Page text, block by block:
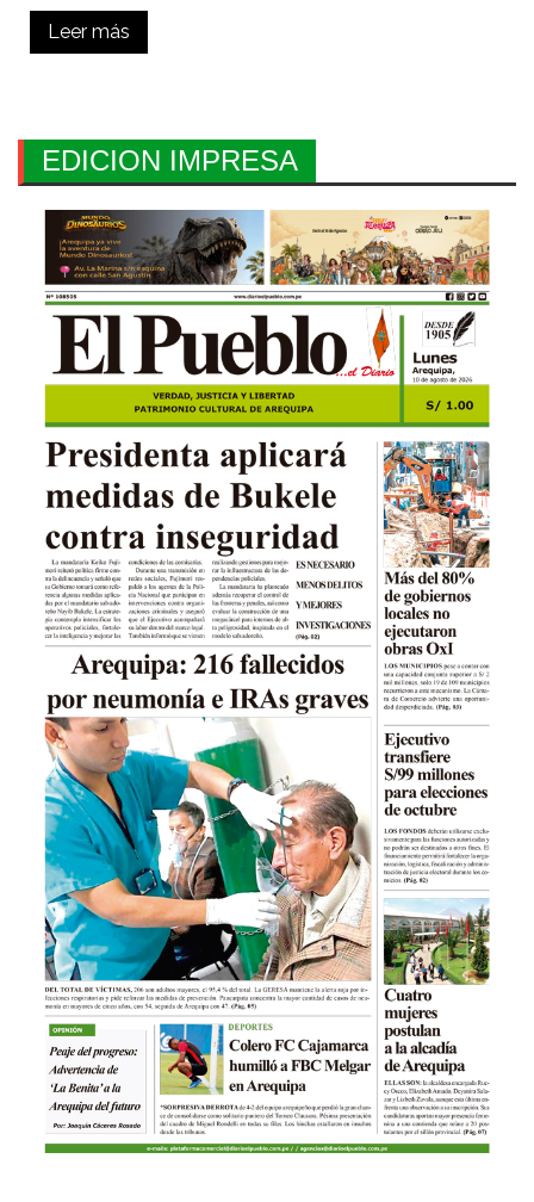
Leer más
EDICION IMPRESA